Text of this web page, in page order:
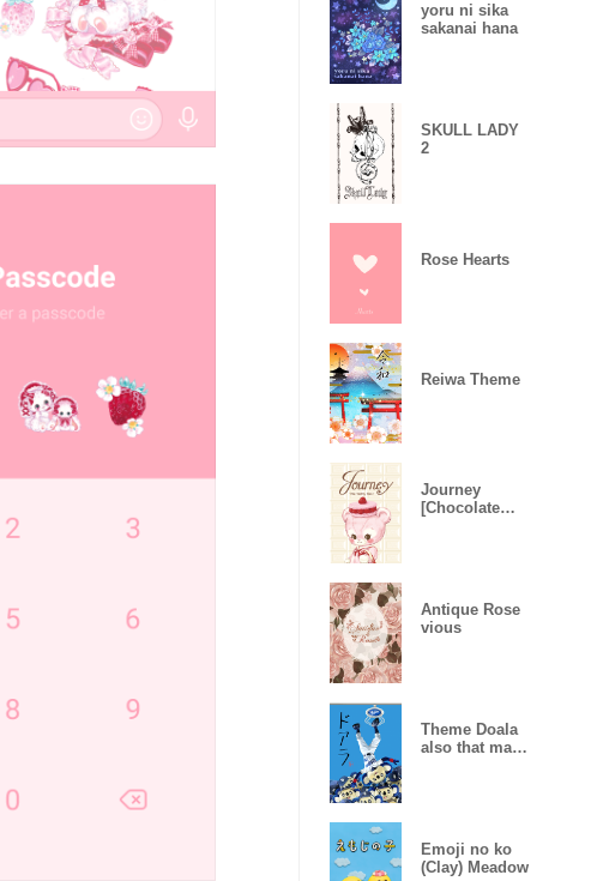
yoru ni sika
sakanai hana
SKULL LADY
2
Rose Hearts
Reiwa Theme
Journey
[Chocolate
Antique Rose
vious
Theme Doala
also that made
Emoji no ko
(Clay) Meadow